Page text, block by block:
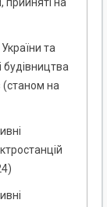
прийняті на
та
будівництва
(станом на